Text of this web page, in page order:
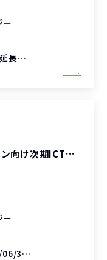
ー
あり)
国内携帯キャリア_建築系ゼネコン向け次期ICTインフラ構築に向けたPJ推進支援
ー
性あり)